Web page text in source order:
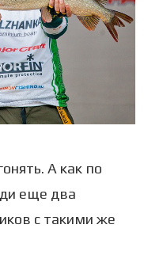
А как по
еще два
с такими же